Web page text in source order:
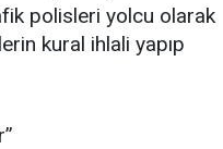
polisleri yolcu olarak
kural ihlali yapıp